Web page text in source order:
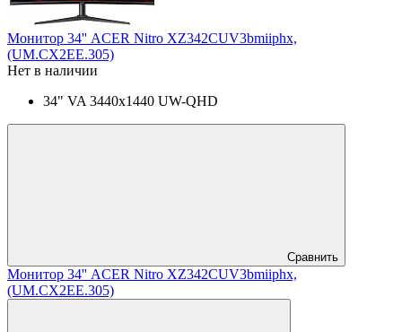
Монитор 34'' ACER Nitro XZ342CUV3bmiiphx,
(UM.CX2EE.305)
Нет в наличии
34" VA 3440x1440 UW-QHD
Сравнить
Монитор 34'' ACER Nitro XZ342CUV3bmiiphx,
(UM.CX2EE.305)